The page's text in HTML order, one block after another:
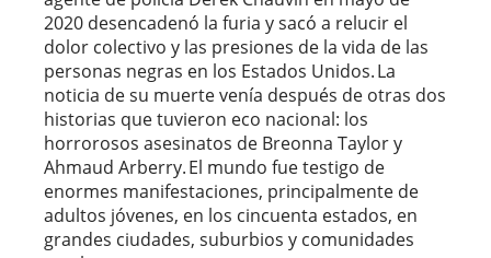
2020 desencadenó la furia y sacó a relucir el
dolor colectivo y las presiones de la vida de las
personas negras en los Estados Unidos. La
noticia de su muerte venía después de otras dos
historias que tuvieron eco nacional: los
horrorosos asesinatos de Breonna Taylor y
Ahmaud Arberry. El mundo fue testigo de
enormes manifestaciones, principalmente de
adultos jóvenes, en los cincuenta estados, en
grandes ciudades, suburbios y comunidades